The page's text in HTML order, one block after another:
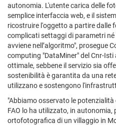
autonomia. L'utente carica delle
semplice interfaccia web, e il
ricostruire l'oggetto a partire dalle
complicati settaggi di parametri
avviene nell’algoritmo", prosegue
computing "DataMiner" del Cnr-
ottimale, sebbene il servizio sia
sostenibilità è garantita da una
utilizzano e sostengono
"Abbiamo osservato le
FAO lo ha utilizzato, in autonomia,
ortofotografica di un villaggio in